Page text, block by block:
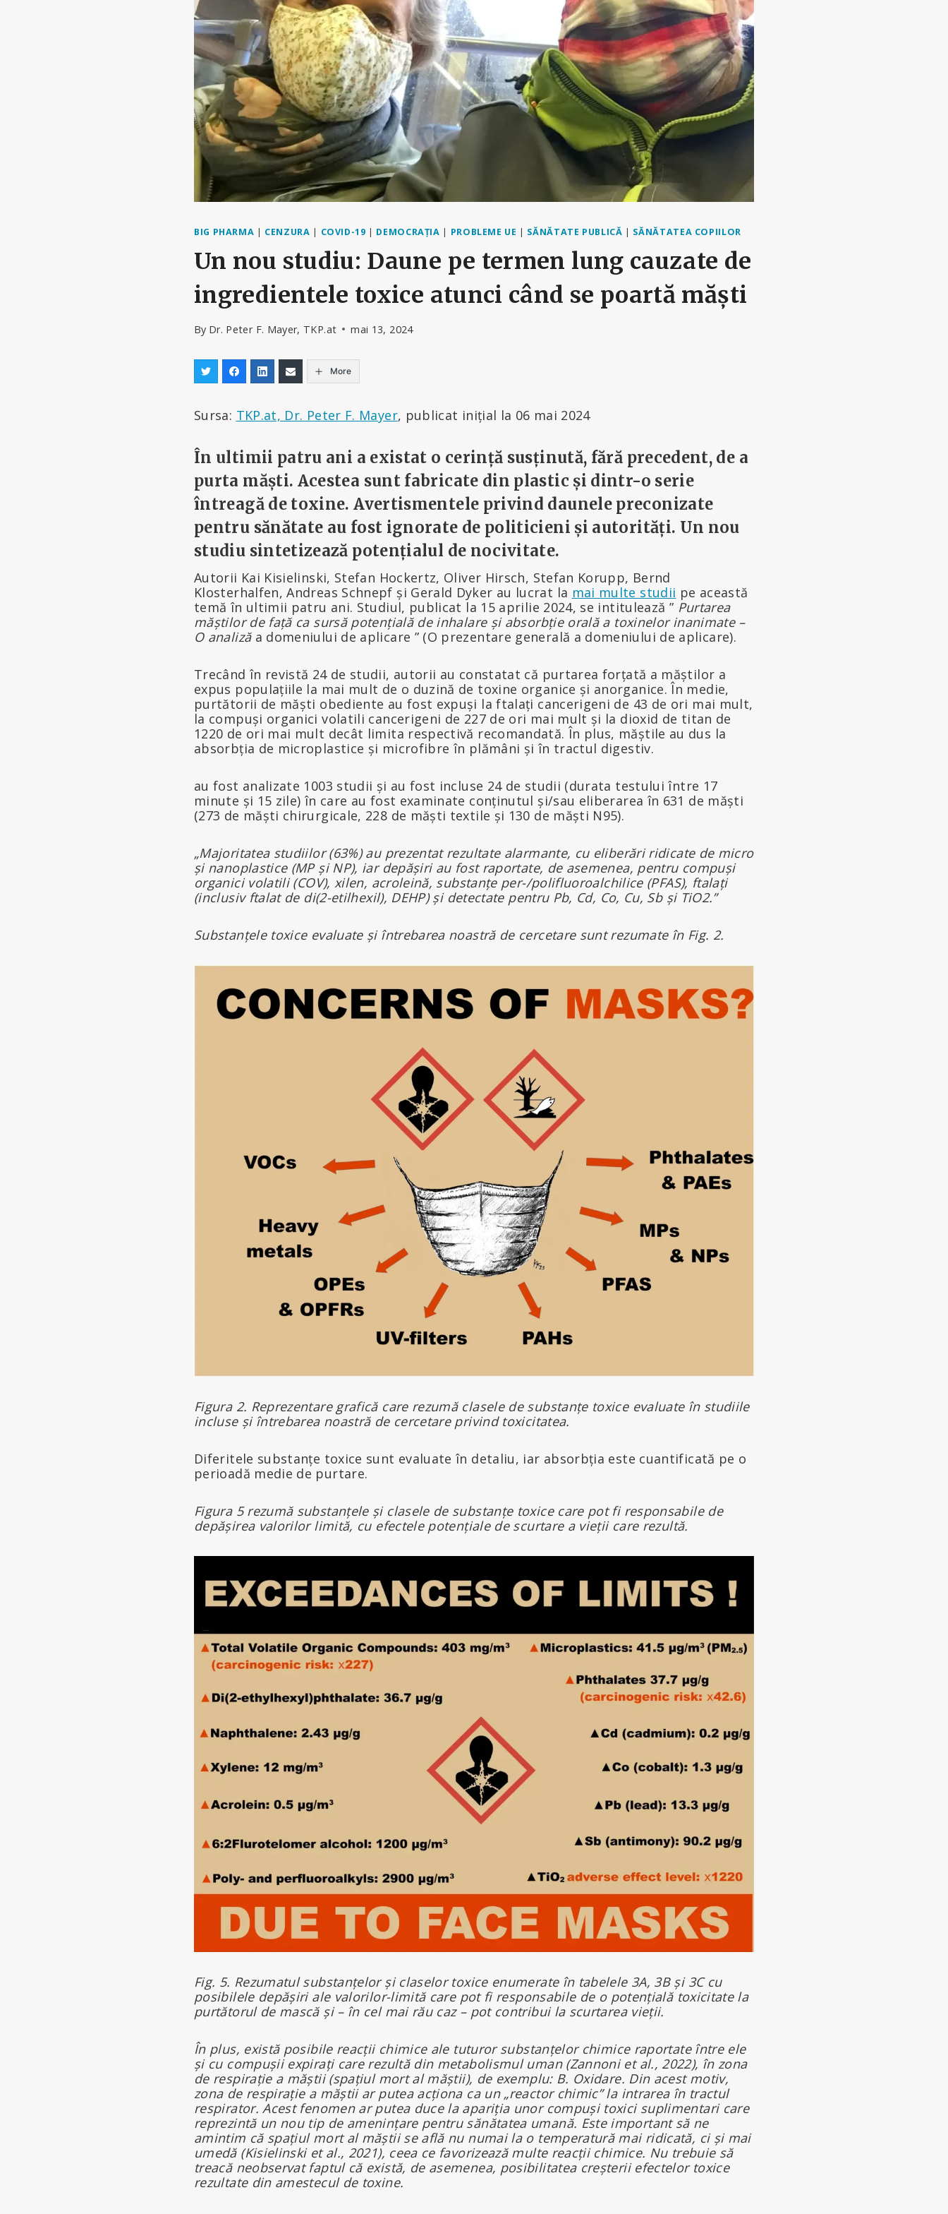
BIG PHARMA | CENZURA | COVID-19 | DEMOCRAȚIA | PROBLEME UE | SĂNĂTATE PUBLICĂ | SĂNĂTATEA COPIILOR
Un nou studiu: Daune pe termen lung cauzate de
ingredientele toxice atunci când se poartă măști
By Dr. Peter F. Mayer, TKP.at mai 13, 2024
More
Sursa: TKP.at, Dr. Peter F. Mayer, publicat inițial la 06 mai 2024
În ultimii patru ani a existat o cerință susținută, fără precedent, de a
purta măști. Acestea sunt fabricate din plastic și dintr-o serie
întreagă de toxine. Avertismentele privind daunele preconizate
pentru sănătate au fost ignorate de politicieni și autorități. Un nou
studiu sintetizează potențialul de nocivitate.
Autorii Kai Kisielinski, Stefan Hockertz, Oliver Hirsch, Stefan Korupp, Bernd
Klosterhalfen, Andreas Schnepf și Gerald Dyker au lucrat la mai multe studii pe această
temă în ultimii patru ani. Studiul, publicat la 15 aprilie 2024, se intitulează ” Purtarea
măștilor de față ca sursă potențială de inhalare și absorbție orală a toxinelor inanimate –
O analizăa domeniului de aplicare ” (O prezentare generală a domeniului de aplicare).
Trecând în revistă 24 de studii, autorii au constatat că purtarea forțată a măștilor a
expus populațiile la mai mult de o duzină de toxine organice și anorganice. În medie,
purtătorii de măști obediente au fost expuși la ftalați cancerigeni de 43 de ori mai mult,
la compuși organici volatili cancerigeni de 227 de ori mai mult și la dioxid de titan de
1220 de ori mai mult decât limita respectivă recomandată. În plus, măștile au dus la
absorbția de microplastice și microfibre în plămâni și în tractul digestiv.
au fost analizate 1003 studii și au fost incluse 24 de studii (durata testului între 17
minute și 15 zile) în care au fost examinate conținutul și/sau eliberarea în 631 de măști
(273 de măști chirurgicale, 228 de măști textile și 130 de măști N95).
„Majoritatea studiilor (63%) au prezentat rezultate alarmante, cu eliberări ridicate de micro
și nanoplastice (MP și NP), iar depășiri au fost raportate, de asemenea, pentru compuși
organici volatili (COV), xilen, acroleină, substanțe per-/polifluoroalchilice (PFAS), ftalați
(inclusiv ftalat de di(2-etilhexil), DEHP) și detectate pentru Pb, Cd, Co, Cu, Sb și TiO2.”
Substanțele toxice evaluate și întrebarea noastră de cercetare sunt rezumate în Fig. 2.
Figura 2. Reprezentare grafică care rezumă clasele de substanțe toxice evaluate în studiile
incluse și întrebarea noastră de cercetare privind toxicitatea.
Diferitele substanțe toxice sunt evaluate în detaliu, iar absorbția este cuantificată pe o
perioadă medie de purtare.
Figura 5 rezumă substanțele și clasele de substanțe toxice care pot fi responsabile de
depășirea valorilor limită, cu efectele potențiale de scurtare a vieții care rezultă.
Fig. 5. Rezumatul substanțelor și claselor toxice enumerate în tabelele 3A, 3B și 3C cu
posibilele depășiri ale valorilor-limită care pot fi responsabile de o potențială toxicitate la
purtătorul de mască și – în cel mai rău caz – pot contribui la scurtarea vieții.
În plus, există posibile reacții chimice ale tuturor substanțelor chimice raportate între ele
și cu compușii expirați care rezultă din metabolismul uman (Zannoni et al., 2022), în zona
de respirație a măștii (spațiul mort al măștii), de exemplu: B. Oxidare. Din acest motiv,
zona de respirație a măștii ar putea acționa ca un „reactor chimic” la intrarea în tractul
respirator. Acest fenomen ar putea duce la apariția unor compuși toxici suplimentari care
reprezintă un nou tip de amenințare pentru sănătatea umană. Este important să ne
amintim că spațiul mort al măștii se află nu numai la o temperatură mai ridicată, ci și mai
umedă (Kisielinski et al., 2021), ceea ce favorizează multe reacții chimice. Nu trebuie să
treacă neobservat faptul că există, de asemenea, posibilitatea creșterii efectelor toxice
rezultate din amestecul de toxine.